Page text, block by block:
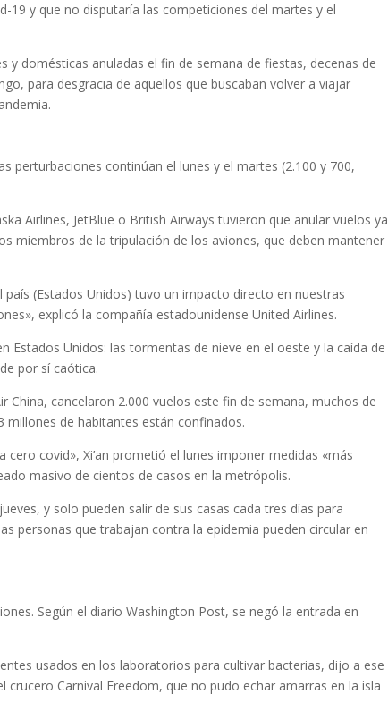
19 y que no disputaría las competiciones del martes y el
y domésticas anuladas el fin de semana de fiestas, decenas de
para desgracia de aquellos que buscaban volver a viajar
perturbaciones continúan el lunes y el martes (2.100 y 700,
Airlines, JetBlue o British Airways tuvieron que anular vuelos ya
miembros de la tripulación de los aviones, que deben mantener
(Estados Unidos) tuvo un impacto directo en nuestras
explicó la compañía estadounidense United Airlines.
Estados Unidos: las tormentas de nieve en el oeste y la caída de
por sí caótica.
China, cancelaron 2.000 vuelos este fin de semana, muchos de
millones de habitantes están confinados.
covid», Xi’an prometió el lunes imponer medidas «más
masivo de cientos de casos en la metrópolis.
y solo pueden salir de sus casas cada tres días para
personas que trabajan contra la epidemia pueden circular en
Según el diario Washington Post, se negó la entrada en
usados en los laboratorios para cultivar bacterias, dijo a ese
Carnival Freedom, que no pudo echar amarras en la isla